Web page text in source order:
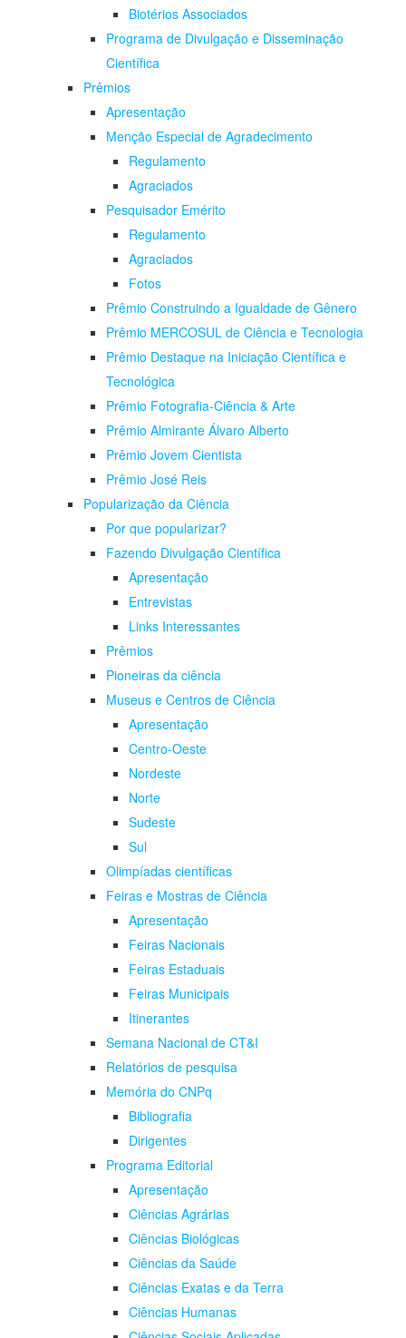
Biotérios Associados
Programa de Divulgação e Disseminação
Científica
Prêmios
Apresentação
Menção Especial de Agradecimento
Regulamento
Agraciados
Pesquisador Emérito
Regulamento
Agraciados
Fotos
Prêmio Construindo a Igualdade de Gênero
Prêmio MERCOSUL de Ciência e Tecnologia
Prêmio Destaque na Iniciação Científica e
Tecnológica
Prêmio Fotografia-Ciência & Arte
Prêmio Almirante Álvaro Alberto
Prêmio Jovem Cientista
Prêmio José Reis
Popularização da Ciência
Por que popularizar?
Fazendo Divulgação Científica
Apresentação
Entrevistas
Links Interessantes
Prêmios
Pioneiras da ciência
Museus e Centros de Ciência
Apresentação
Centro-Oeste
Nordeste
Norte
Sudeste
Sul
Olimpíadas científicas
Feiras e Mostras de Ciência
Apresentação
Feiras Nacionais
Feiras Estaduais
Feiras Municipais
Itinerantes
Semana Nacional de CT&I
Relatórios de pesquisa
Memória do CNPq
Bibliografia
Dirigentes
Programa Editorial
Apresentação
Ciências Agrárias
Ciências Biológicas
Ciências da Saúde
Ciências Exatas e da Terra
Ciências Humanas